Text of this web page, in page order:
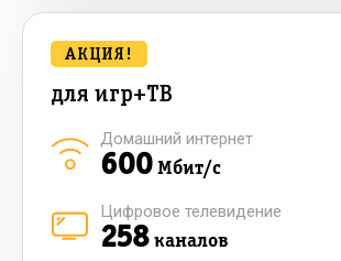
для игр+ТВ
АКЦИЯ!
600Мбит/с
Домашний интернет
258каналов
Цифровое телевидение